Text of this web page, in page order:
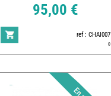
95,00 €
ref : CHAI007
0